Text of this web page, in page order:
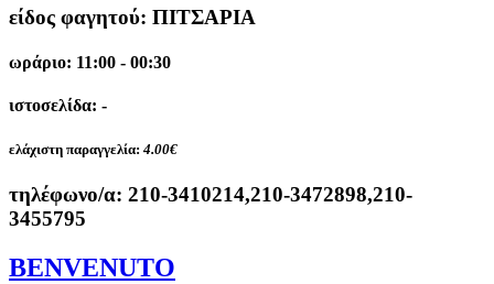
είδος φαγητού: ΠΙΤΣΑΡΙΑ
ωράριο: 11:00 - 00:30
ιστοσελίδα: -
ελάχιστη παραγγελία: 4.00€
τηλέφωνο/α: 210-3410214,210-3472898,210-
3455795
BENVENUTO